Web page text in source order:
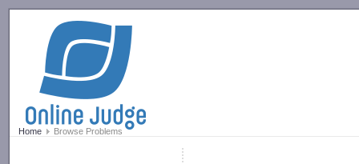
Home Browse Problems